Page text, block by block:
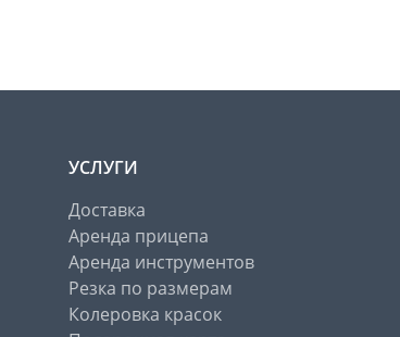
УСЛУГИ
Доставка
Аренда прицепа
Аренда инструментов
Резка по размерам
Колеровка красок